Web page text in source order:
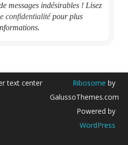
messages indésirables ! Lisez
confidentialitépour plus
text center Ribosome by
GalussoThemes.com
Powered by
WordPress